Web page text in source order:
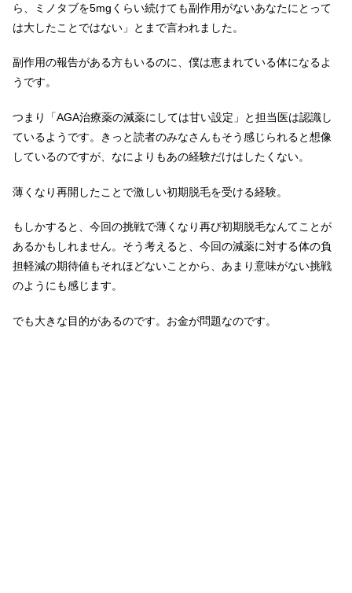
ら、ミノタブを5mgくらい続けても副作用がないあなたにとって
は大したことではない」とまで言われました。
副作用の報告がある方もいるのに、僕は恵まれている体になるよ
うです。
つまり「AGA治療薬の減薬にしては甘い設定」と担当医は認識し
ているようです。きっと読者のみなさんもそう感じられると想像
しているのですが、なによりもあの経験だけはしたくない。
薄くなり再開したことで激しい初期脱毛を受ける経験。
もしかすると、今回の挑戦で薄くなり再び初期脱毛なんてことが
あるかもしれません。そう考えると、今回の減薬に対する体の負
担軽減の期待値もそれほどないことから、あまり意味がない挑戦
のようにも感じます。
でも大きな目的があるのです。お金が問題なのです。